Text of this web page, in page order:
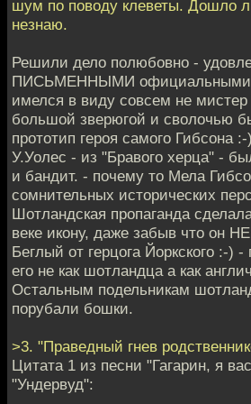
шум по поводу клеветы. Дошло
незнаю.
Решили дело полюбовно -
ПИСЬМЕННЫМИ официальными
имелся в виду совсем не
большой зверюгой и сволочью
прототип героя самого Гибсона
У.Уолес - из "Бравого херца" -
и бандит. - почему то Мела
сомнительных исторических
Шотландская пропаганда
веке икону, даже забыв что он
Беглый от герцога Йоркского :-)
его не как шотландца а как
Остальным подельникам
порубали бошки.
>3. "Праведный гнев
Цитата 1 из песни "Гагарин, я
"Ундервуд":